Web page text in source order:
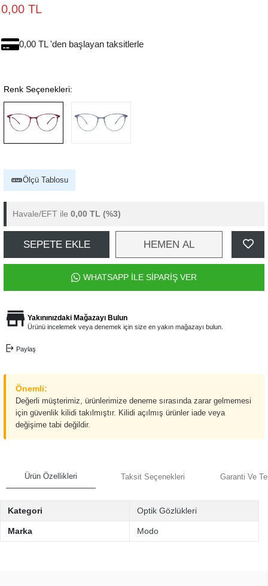
0,00 TL
0,00 TL 'den başlayan taksitlerle
Renk Seçenekleri:
Ölçü Tablosu
Havale/EFT ile 0,00 TL (%3)
SEPETE EKLE HEMEN AL
WHATSAPP İLE SİPARİŞ VER
Yakınınızdaki Mağazayı Bulun
Ürünü incelemek veya denemek için size en yakın mağazayı bulun.
Paylaş
Önemli:
Değerli müşterimiz, ürünlerimize deneme sırasında zarar gelmemesi
için güvenlik kilidi takılmıştır. Kilidi açılmış ürünler iade veya
değişime tabi değildir.
Ürün Özellikleri Taksit Seçenekleri Garanti Ve
Kategori Optik Gözlükleri
Marka Modo